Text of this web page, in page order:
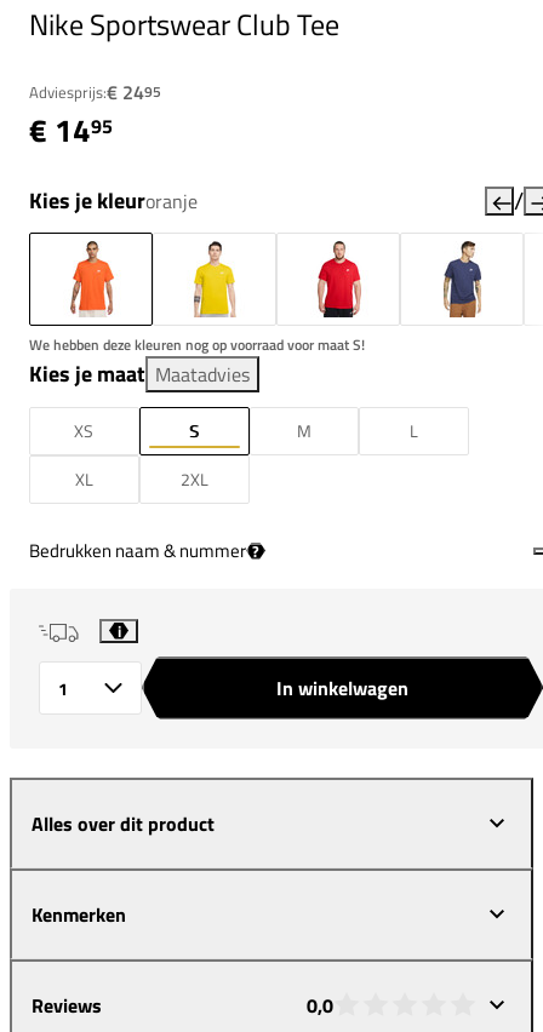
Nike Sportswear Club Tee
Adviesprijs:€ 2495
€ 1495
Kies je kleuroranje /
We hebben deze kleuren nog op voorraad voor maat S!
Kies je maat Maatadvies
XS S M
L
XL
2XL
Bedrukken naam & nummer ?
i
In winkelwagen
Alles over dit product
Kenmerken
Reviews 0,0